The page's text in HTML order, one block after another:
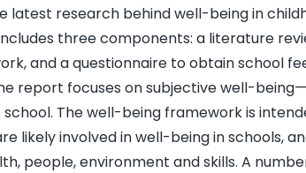
latest research behind well-being in
three components: a literature
and a questionnaire to obtain school
report focuses on subjective well-
The well-being framework is
likely involved in well-being in schools,
people, environment and skills. A